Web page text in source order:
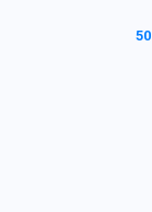
3. جمع بندی و نظر کارشناس درباره استراتژی فارکس روزانه 50